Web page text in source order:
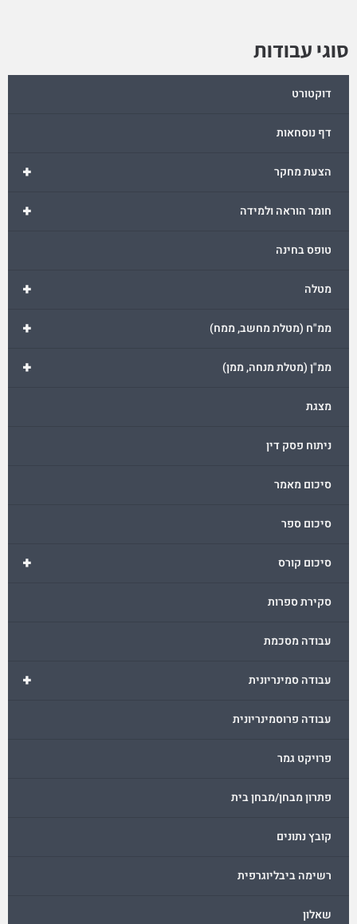
סוגי עבודות
דוקטורט
דף נוסחאות
+ הצעת מחקר
+ חומר הוראה ולמידה
טופס בחינה
+ מטלה
+ ממ"ח (מטלת מחשב, ממח)
+ ממ"ן (מטלת מנחה, ממן)
מצגת
ניתוח פסק דין
סיכום מאמר
סיכום ספר
+ סיכום קורס
סקירת ספרות
עבודה מסכמת
+ עבודה סמינריונית
עבודה פרוסמינריונית
פרויקט גמר
פתרון מבחן/מבחן בית
קובץ נתונים
רשימה ביבליוגרפית
שאלון